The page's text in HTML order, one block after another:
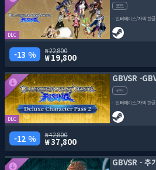
DLC
코드
인터페이스/자막 한글
13 % 22,800
19,800
DLC
GBVSR -
코드
인터페이스/자막 한글
12 % 42,800
37,800
GBVSR - 추